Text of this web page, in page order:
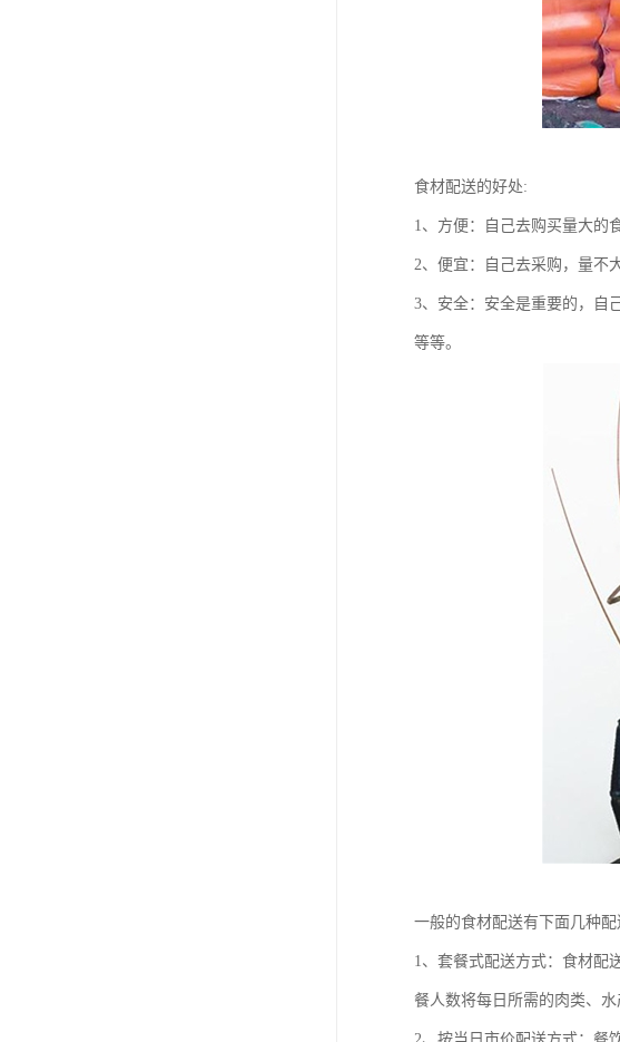
食材配送的好处:
1、方便：自己去购买量大的
2、便宜：自己去采购，量不
3、安全：安全是重要的，自
等等。
一般的食材配送有下面几种配
1、套餐式配送方式：食材配
餐人数将每日所需的肉类、